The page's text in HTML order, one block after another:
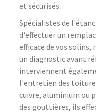
et sécurisés.
Spécialistes de
d'effectuer un
efficace de vos solins,
un diagnostic avant
interviennent
l'entretien des
cuivre, aluminium ou
des gouttières, ils